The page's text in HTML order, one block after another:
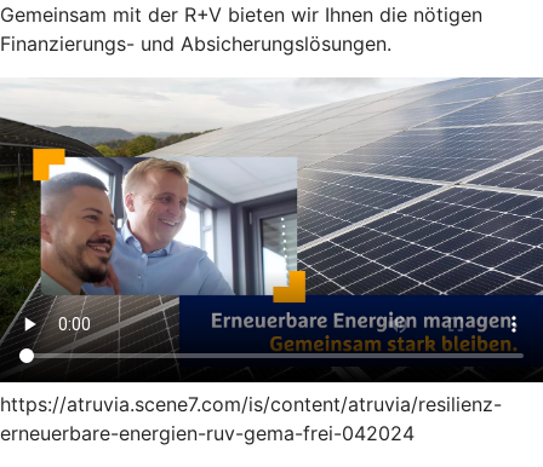
Gemeinsam mit der R+V bieten wir Ihnen die nötigen
Finanzierungs- und Absicherungslösungen.
https://atruvia.scene7.com/is/content/atruvia/resilienz-
erneuerbare-energien-ruv-gema-frei-042024